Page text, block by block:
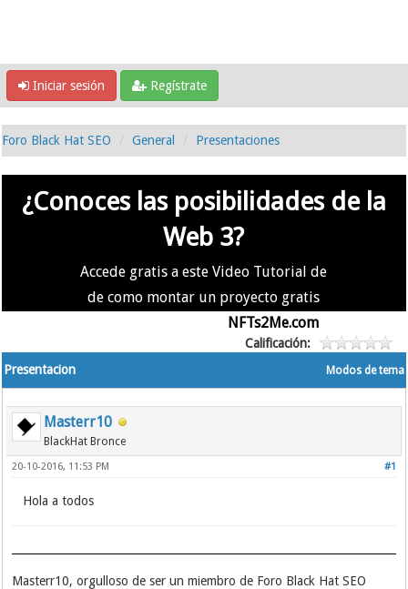
Iniciar sesión Regístrate
Foro Black Hat SEO General Presentaciones
¿Conoces las posibilidades de la
Web 3?
Accede gratis a este Video Tutorial de
de como montar un proyecto gratis
NFTs2Me.com
Calificación:
Modos de tema
Presentacion
Masterr10
BlackHat Bronce
#1
20-10-2016, 11:53 PM
Hola a todos
Masterr10, orgulloso de ser un miembro de Foro Black Hat SEO